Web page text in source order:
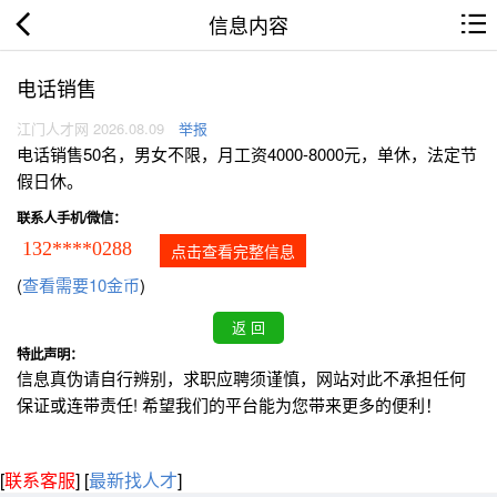
信息内容
电话销售
江门人才网 2026.08.09 举报
电话销售50名，男女不限，月工资4000-8000元，单休，法定节
假日休。
联系人手机/微信：
132****0288 点击查看完整信息
(查看需要10金币)
特此声明：
信息真伪请自行辨别，求职应聘须谨慎，网站对此不承担任何
保证或连带责任! 希望我们的平台能为您带来更多的便利！
[联系客服] [最新找人才]